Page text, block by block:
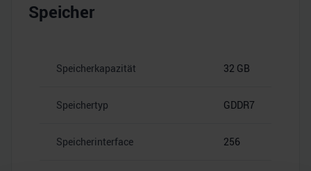
Speicher
Speicherkapazität 32 GB
Speichertyp GDDR7
Speicherinterface 256